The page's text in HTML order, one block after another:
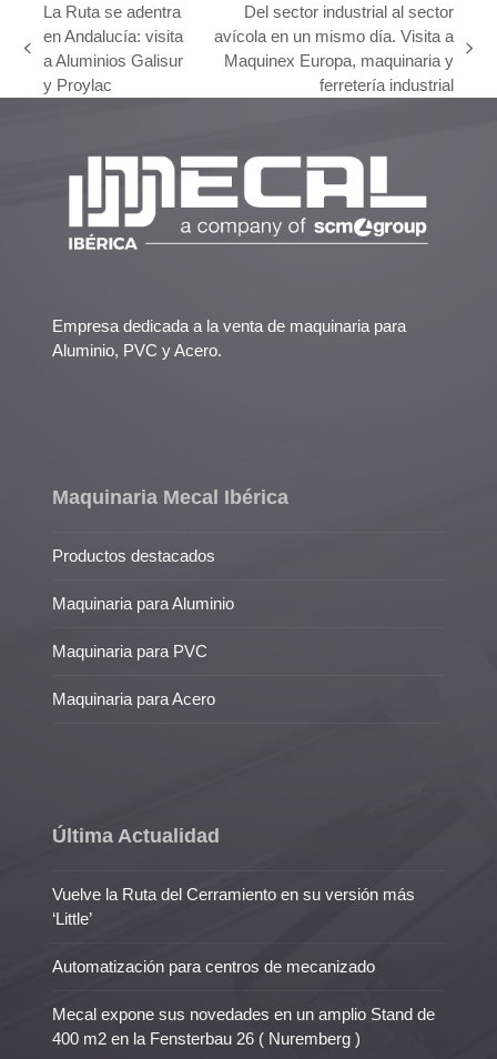
electrónico
previous
post:
La Ruta se adentra
en Andalucía: visita
a Aluminios Galisur
y Proylac
next
Del sector industrial al sector
avícola en un mismo día. Visita a
Maquinex Europa, maquinaria y
ferretería industrial
Empresa dedicada a la venta de maquinaria para
Aluminio, PVC y Acero.
Maquinaria Mecal Ibérica
Productos destacados
Maquinaria para Aluminio
Maquinaria para PVC
Maquinaria para Acero
Última Actualidad
Vuelve la Ruta del Cerramiento en su versión más
‘Little’
Automatización para centros de mecanizado
Mecal expone sus novedades en un amplio Stand de
400 m2 en la Fensterbau 26 ( Nuremberg )